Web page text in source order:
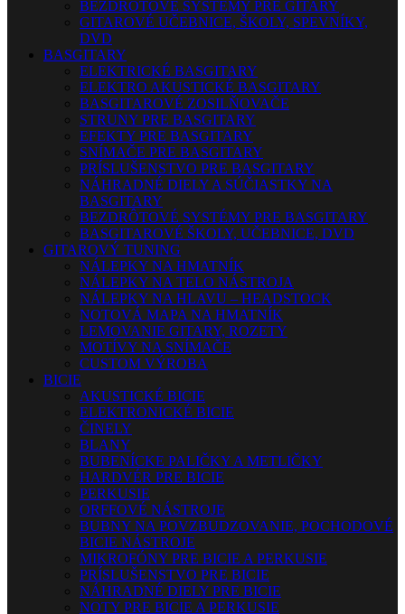
BEZDRÔTOVÉ SYSTÉMY PRE GITARY
GITAROVÉ UČEBNICE, ŠKOLY, SPEVNÍKY,
DVD
BASGITARY
ELEKTRICKÉ BASGITARY
ELEKTRO AKUSTICKÉ BASGITARY
BASGITAROVÉ ZOSILŇOVAČE
STRUNY PRE BASGITARY
EFEKTY PRE BASGITARY
SNÍMAČE PRE BASGITARY
PRÍSLUŠENSTVO PRE BASGITARY
NÁHRADNÉ DIELY A SÚČIASTKY NA
BASGITARY
BEZDRÔTOVÉ SYSTÉMY PRE BASGITARY
BASGITAROVÉ ŠKOLY, UČEBNICE, DVD
GITAROVÝ TUNING
NÁLEPKY NA HMATNÍK
NÁLEPKY NA TELO NÁSTROJA
NÁLEPKY NA HLAVU – HEADSTOCK
NOTOVÁ MAPA NA HMATNÍK
LEMOVANIE GITARY, ROZETY
MOTÍVY NA SNÍMAČE
CUSTOM VÝROBA
BICIE
AKUSTICKÉ BICIE
ELEKTRONICKÉ BICIE
ČINELY
BLANY
BUBENÍCKE PALIČKY A METLIČKY
HARDVÉR PRE BICIE
PERKUSIE
ORFFOVÉ NÁSTROJE
BUBNY NA POVZBUDZOVANIE, POCHODOVÉ
BICIE NÁSTROJE
MIKROFÓNY PRE BICIE A PERKUSIE
PRÍSLUŠENSTVO PRE BICIE
NÁHRADNÉ DIELY PRE BICIE
NOTY PRE BICIE A PERKUSIE